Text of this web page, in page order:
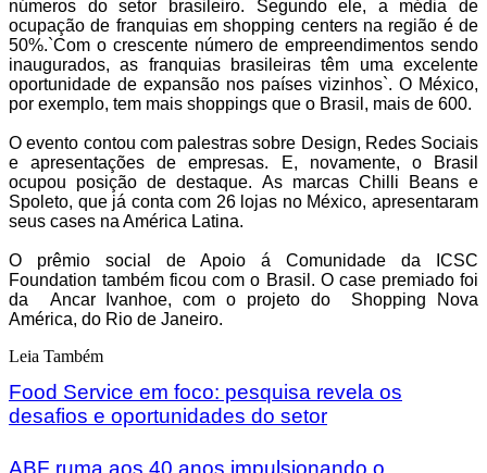
números do setor brasileiro. Segundo ele, a média de
ocupação de franquias em shopping centers na região é de
50%.`Com o crescente número de empreendimentos sendo
inaugurados, as franquias brasileiras têm uma excelente
oportunidade de expansão nos países vizinhos`. O México,
por exemplo, tem mais shoppings que o Brasil, mais de 600.
O evento contou com palestras sobre Design, Redes Sociais
e apresentações de empresas. E, novamente, o Brasil
ocupou posição de destaque. As marcas Chilli Beans e
Spoleto, que já conta com 26 lojas no México, apresentaram
seus cases na América Latina.
O prêmio social de Apoio á Comunidade da ICSC
Foundation também ficou com o Brasil. O case premiado foi
da Ancar Ivanhoe, com o projeto do Shopping Nova
América, do Rio de Janeiro.
Leia Também
Food Service em foco: pesquisa revela os
desafios e oportunidades do setor
ABF ruma aos 40 anos impulsionando o